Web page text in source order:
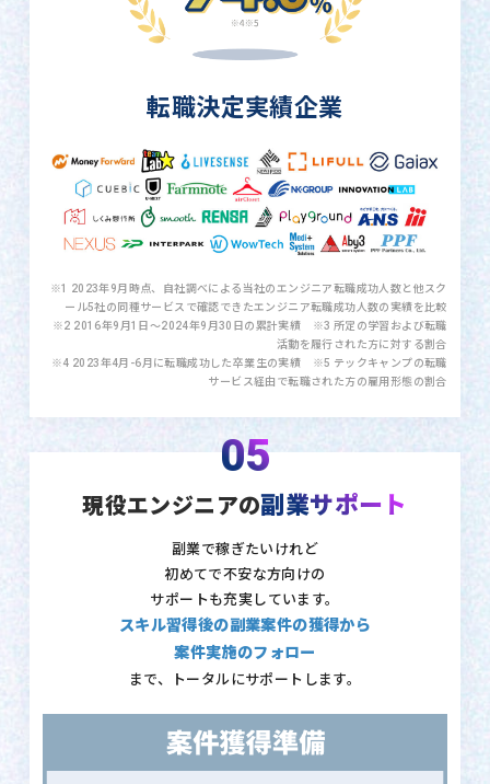
転職決定実績企業
※1 2023年9月時点、自社調べによる当社のエンジニア転職成功人数と他スク
ール5社の同種サービスで確認できたエンジニア転職成功人数の実績を比較
※2 2016年9月1日〜2024年9月30日の累計実績 ※3 所定の学習および転職
活動を履行された方に対する割合
※4 2023年4月-6月に転職成功した卒業生の実績 ※5 テックキャンプの転職
サービス経由で転職された方の雇用形態の割合
05
現役エンジニアの副業サポート
副業で稼ぎたいけれど
初めてで不安な方向けの
サポートも充実しています。
スキル習得後の副業案件の獲得から
案件実施のフォロー
まで、トータルにサポートします。